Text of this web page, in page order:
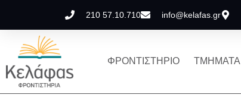
210 57.10.710 info@kelafas.gr
ΦΡΟΝΤΙΣΤΗΡΙΟ ΤΜΗΜΑΤΑ